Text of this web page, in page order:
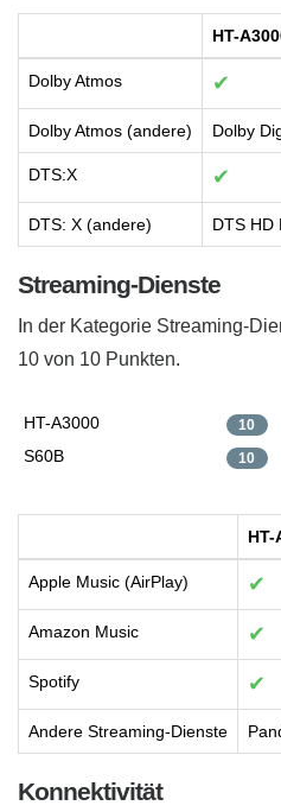
HT-
Dolby Atmos ✔
Dolby Atmos (andere) Dolby
DTS:X ✔
DTS: X (andere) DTS HD
Streaming-Dienste
In der Kategorie Streaming-
10 von 10 Punkten.
HT-A3000 10
S60B 10
HT-
Apple Music (AirPlay) ✔
Amazon Music ✔
Spotify ✔
Andere Streaming-Dienste
Konnektivität